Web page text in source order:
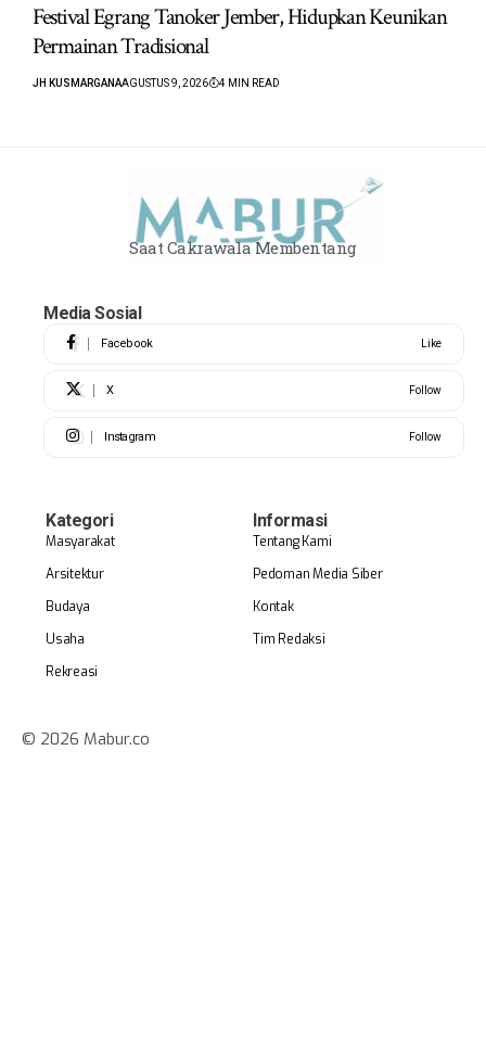
Festival Egrang Tanoker Jember, Hidupkan Keunikan
Permainan Tradisional
JH KUSMARGANAAGUSTUS 9, 2026 4 MIN READ
Saat Cakrawala Membentang
Media Sosial
Facebook Like
X Follow
Instagram Follow
Kategori
Masyarakat
Arsitektur
Budaya
Usaha
Rekreasi
Informasi
Tentang Kami
Pedoman Media Siber
Kontak
Tim Redaksi
© 2026 Mabur.co